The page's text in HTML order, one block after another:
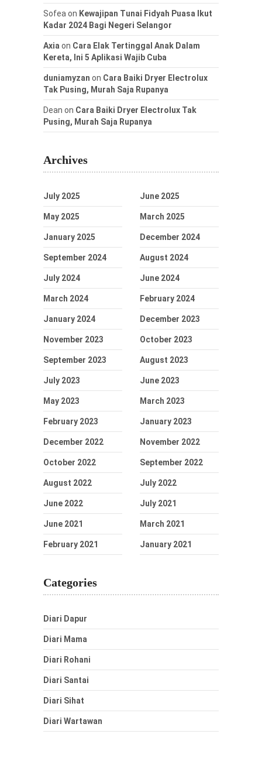
Sofeaon Kewajipan Tunai Fidyah Puasa Ikut
Kadar 2024 Bagi Negeri Selangor
Axiaon Cara Elak Tertinggal Anak Dalam
Kereta, Ini 5 Aplikasi Wajib Cuba
duniamyzan on Cara Baiki Dryer Electrolux
Tak Pusing, Murah Saja Rupanya
Dean on Cara Baiki Dryer Electrolux Tak
Pusing, Murah Saja Rupanya
Archives
July 2025 June 2025
May 2025 March 2025
January 2025 December 2024
September 2024 August 2024
July 2024 June 2024
March 2024 February 2024
January 2024 December 2023
November 2023 October 2023
September 2023 August 2023
July 2023 June 2023
May 2023 March 2023
February 2023 January 2023
December 2022 November 2022
October 2022 September 2022
August 2022 July 2022
June 2022 July 2021
June 2021 March 2021
February 2021 January 2021
Categories
Diari Dapur
Diari Mama
Diari Rohani
Diari Santai
Diari Sihat
Diari Wartawan